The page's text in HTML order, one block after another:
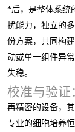
*后，是整体系统
扰能力，独立的
份方案，共同构
动或单一组件异
失稳。
校准与验证
再精密的设备，
专业的细胞培养